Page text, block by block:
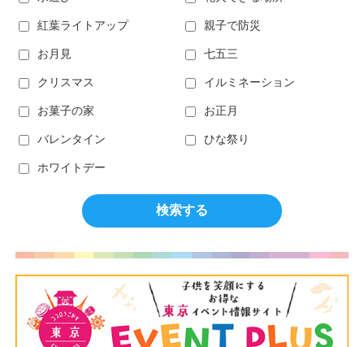
紅葉ライトアップ 親子で防災
お月見 七五三
クリスマス イルミネーション
お菓子の家 お正月
バレンタイン ひな祭り
ホワイトデー